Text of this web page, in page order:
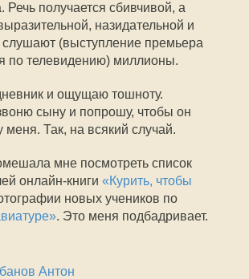
Речь получается сбивчивой, а
назидательной и
слушают (выступление премьера
по телевидению) миллионы.
и ощущаю тошноту.
сыну и попрошу, чтобы он
меня. Так, на всякий случай.
мне посмотреть список
онлайн-книги «Курить, чтобы
новых учеников по
. Это меня подбадривает.
Антон